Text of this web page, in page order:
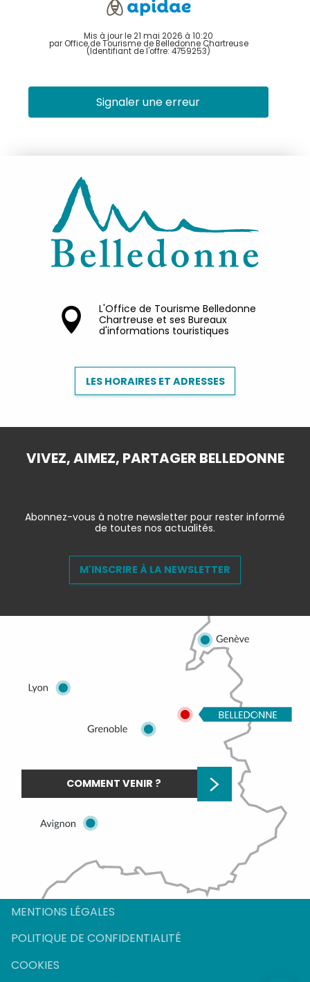
Mis à jour le 21 mai 2026 à 10:20
par Office de Tourisme de Belledonne Chartreuse
(Identifiant de l'offre: 4759253)
Signaler une erreur
L'Office de Tourisme Belledonne
Chartreuse et ses Bureaux
d'informations touristiques
LES HORAIRES ET ADRESSES
VIVEZ, AIMEZ, PARTAGER BELLEDONNE
Abonnez-vous à notre newsletter pour rester informé
de toutes nos actualités.
M'INSCRIRE À LA NEWSLETTER
COMMENT VENIR ?
MENTIONS LÉGALES
POLITIQUE DE CONFIDENTIALITÉ
COOKIES